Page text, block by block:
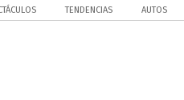
TENDENCIAS AUTOS